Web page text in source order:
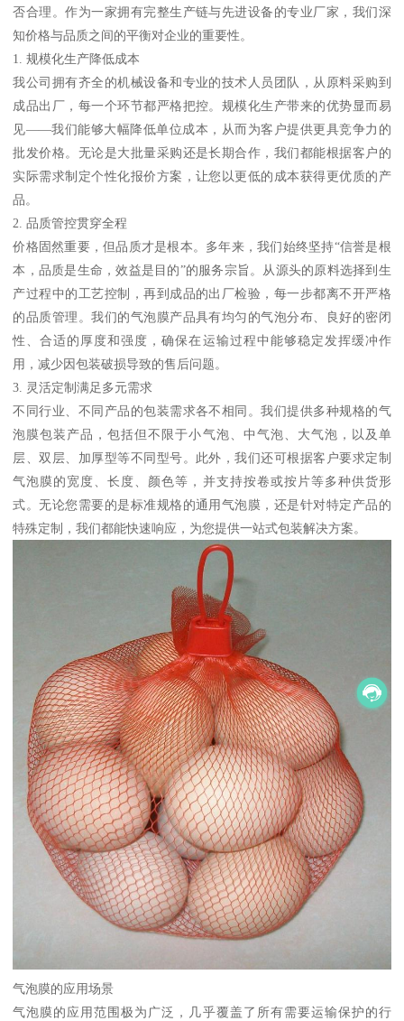
否合理。作为一家拥有完整生产链与先进设备的专业厂家，我们深
知价格与品质之间的平衡对企业的重要性。
1. 规模化生产降低成本
我公司拥有齐全的机械设备和专业的技术人员团队，从原料采购到
成品出厂，每一个环节都严格把控。规模化生产带来的优势显而易
见——我们能够大幅降低单位成本，从而为客户提供更具竞争力的
批发价格。无论是大批量采购还是长期合作，我们都能根据客户的
实际需求制定个性化报价方案，让您以更低的成本获得更优质的产
品。
2. 品质管控贯穿全程
价格固然重要，但品质才是根本。多年来，我们始终坚持“信誉是根
本，品质是生命，效益是目的”的服务宗旨。从源头的原料选择到生
产过程中的工艺控制，再到成品的出厂检验，每一步都离不开严格
的品质管理。我们的气泡膜产品具有均匀的气泡分布、良好的密闭
性、合适的厚度和强度，确保在运输过程中能够稳定发挥缓冲作
用，减少因包装破损导致的售后问题。
3. 灵活定制满足多元需求
不同行业、不同产品的包装需求各不相同。我们提供多种规格的气
泡膜包装产品，包括但不限于小气泡、中气泡、大气泡，以及单
层、双层、加厚型等不同型号。此外，我们还可根据客户要求定制
气泡膜的宽度、长度、颜色等，并支持按卷或按片等多种供货形
式。无论您需要的是标准规格的通用气泡膜，还是针对特定产品的
特殊定制，我们都能快速响应，为您提供一站式包装解决方案。
气泡膜的应用场景
气泡膜的应用范围极为广泛，几乎覆盖了所有需要运输保护的行